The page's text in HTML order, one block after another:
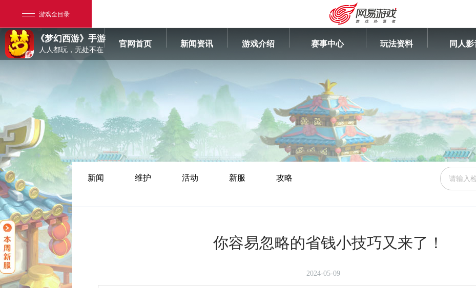
游戏全目录
网易游戏
游戏爱好者
我的足迹： 梦幻西游手游
《梦幻西游》手游
人人都玩，无处不在
官网首页 新闻资讯 游戏介绍 赛事中心 玩法资料 同人影
新闻 维护 活动 新服 攻略
你容易忽略的省钱小技巧又来了！
2024-05-09